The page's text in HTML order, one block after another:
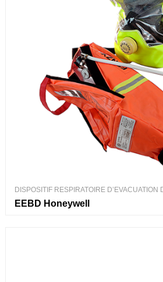
DISPOSITIF RESPIRATOIRE D’EVACUATION
PROTECTION RESPIRATOIRE
EEBD Honeywell